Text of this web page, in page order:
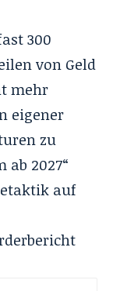
300
von Geld
mehr
eigener
zu
2027“
auf